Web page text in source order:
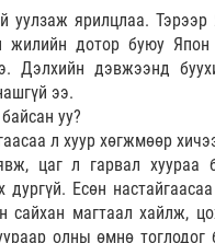
уулзаж ярилцлаа.
жилийн дотор буюу Япон
Дэлхийн дэвжээнд
ээ.
уу?
л хуур хөгжмөөр
цаг л гарвал хуураа
Есөн
сайхан магтаал хайлж,
олны өмнө тоглодог